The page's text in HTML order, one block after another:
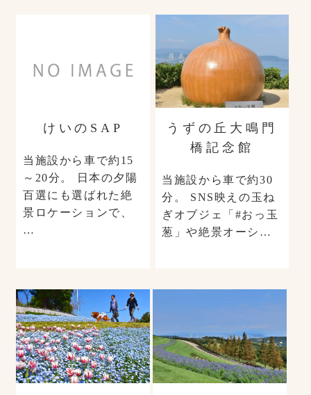
けいのSAP
当施設から車で約15
～20分。 日本の夕陽
百選にも選ばれた絶
景ロケーションで、
…
うずの丘大鳴門
橋記念館
当施設から車で約30
分。 SNS映えの玉ね
ぎオブジェ「#おっ玉
葱」や絶景オーシ…